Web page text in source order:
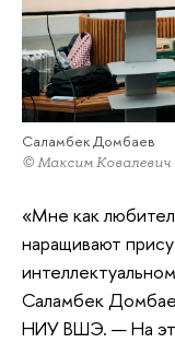
Саламбек Домбаев
© Максим Ковалевич
«Мне как
наращивают
Саламбек
НИУ ВШЭ. — На